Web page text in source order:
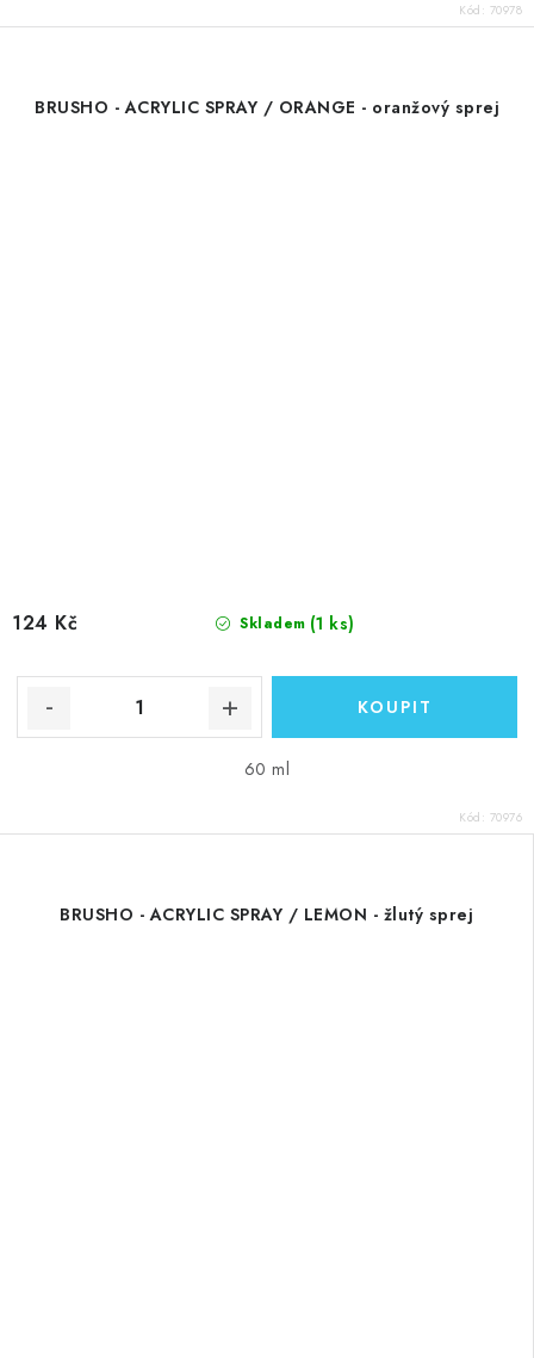
Kód: 70978
BRUSHO - ACRYLIC SPRAY / ORANGE - oranžový sprej
Skladem (1 ks)
124 Kč
60 ml
Kód: 70976
BRUSHO - ACRYLIC SPRAY / LEMON - žlutý sprej